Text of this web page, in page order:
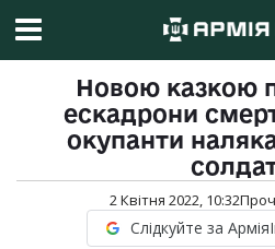
Новою казкою
ескадрони
окупанти
2 Квітня 2022, 10:32
Слідкуйте за